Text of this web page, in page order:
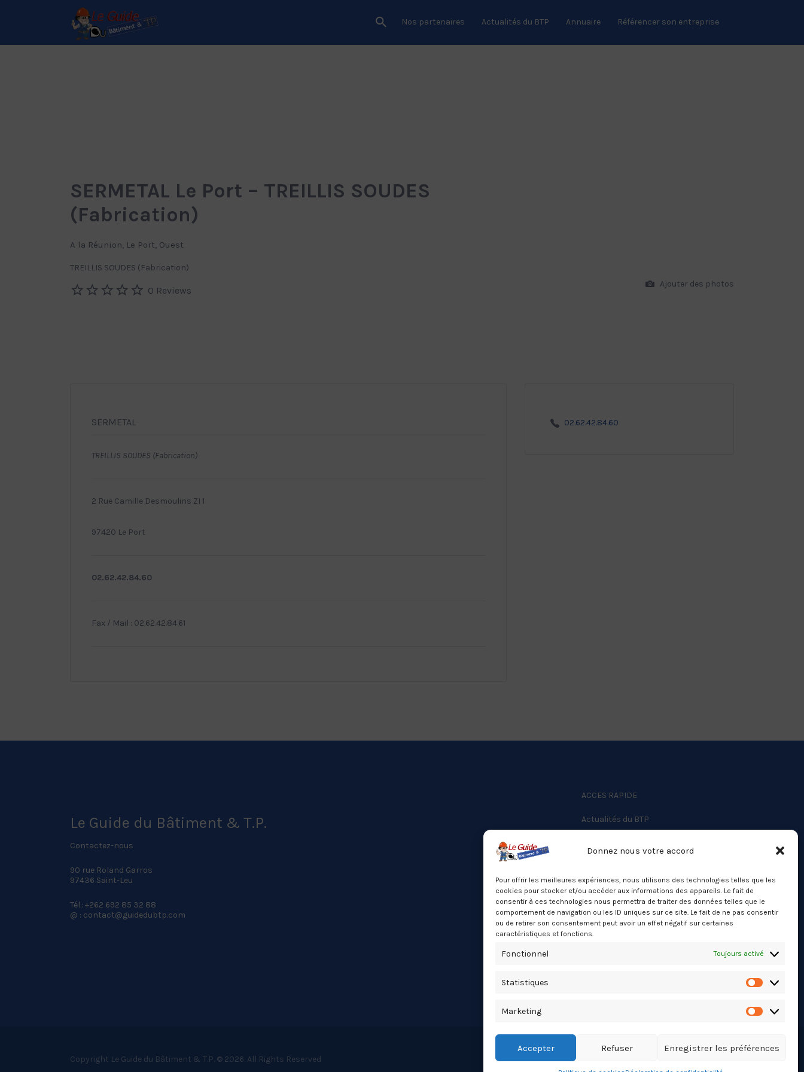
Donnez nous votre accord
Pour offrir les meilleures expériences, nous utilisons des technologies telles que les
cookies pour stocker et/ou accéder aux informations des appareils. Le fait de
consentir à ces technologies nous permettra de traiter des données telles que le
comportement de navigation ou les ID uniques sur ce site. Le fait de ne pas consentir
ou de retirer son consentement peut avoir un effet négatif sur certaines
caractéristiques et fonctions.
Fonctionnel Toujours activé
Statistiques
Marketing Marketing
Accepter Refuser Enregistrer les préférences
Nos partenaires Actualités du BTP Annuaire Référencer son entreprise
Rechercher:
SERMETAL Le Port – TREILLIS SOUDES
(Fabrication)
A la Réunion, Le Port, Ouest
TREILLIS SOUDES (Fabrication)
0 Reviews
Ajouter des photos
SERMETAL
TREILLIS SOUDES (Fabrication)
2 Rue Camille Desmoulins ZI 1
97420 Le Port
02.62.42.84.60
Fax / Mail : 02.62.42.84.61
02.62.42.84.60
Le Guide du Bâtiment & T.P.
Contactez-nous
90 rue Roland Garros
97436 Saint-Leu
Tél.: +262 692 85 32 88
@ : contact@guidedubtp.com
ACCES RAPIDE
Actualités du BTP
Mentions légales
Nos partenaires
Politique de confidentialité
Copyright Le Guide du Bâtiment & T.P. © 2026. All Rights Reserved